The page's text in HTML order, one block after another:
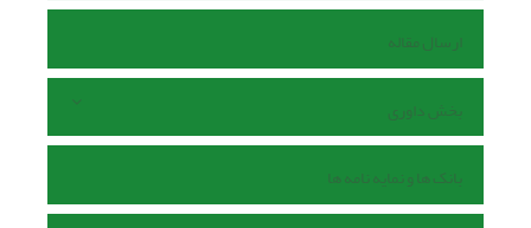
ارسال مقاله
بخش داوری
بانک ها و نمایه نامه ها